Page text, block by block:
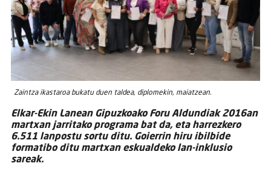
Zaintza ikastaroa bukatu duen taldea, diplomekin, maiatzean.
Elkar-Ekin Lanean Gipuzkoako Foru Aldundiak 2016an
martxan jarritako programa bat da, eta harrezkero
6.511 lanpostu sortu ditu. Goierrin hiru ibilbide
formatibo ditu martxan eskualdeko lan-inklusio
sareak.